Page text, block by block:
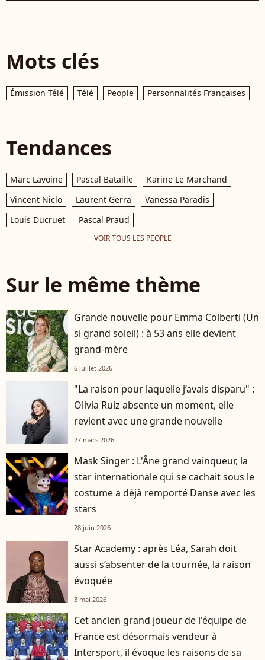
Mots clés
Émission Télé Télé People Personnalités Françaises
Tendances
Marc Lavoine Pascal Bataille
Karine Le Marchand
Vincent Niclo
Laurent Gerra
Vanessa Paradis
Louis Ducruet
Pascal Praud
VOIR TOUS LES PEOPLE
Sur le même thème
Grande nouvelle pour Emma Colberti (Un
si grand soleil) : à 53 ans elle devient
grand-mère
6 juillet 2026
"La raison pour laquelle j’avais disparu" :
Olivia Ruiz absente un moment, elle
revient avec une grande nouvelle
27 mars 2026
Mask Singer : L'Âne grand vainqueur, la
star internationale qui se cachait sous le
costume a déjà remporté Danse avec les
stars
28 juin 2026
Star Academy : après Léa, Sarah doit
aussi s’absenter de la tournée, la raison
évoquée
3 mai 2026
Cet ancien grand joueur de l'équipe de
France est désormais vendeur à
Intersport, il évoque les raisons de sa